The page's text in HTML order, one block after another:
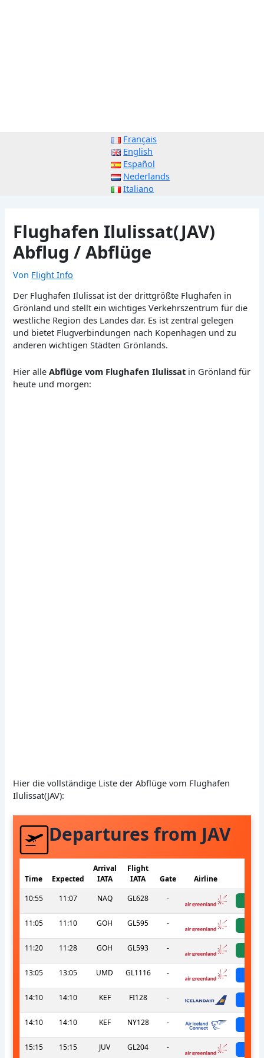
Français
English
Español
Nederlands
Italiano
Flughafen Ilulissat(JAV)
Abflug / Abflüge
Von Flight Info
Der Flughafen Ilulissat ist der drittgrößte Flughafen in
Grönland und stellt ein wichtiges Verkehrszentrum für die
westliche Region des Landes dar. Es ist zentral gelegen
und bietet Flugverbindungen nach Kopenhagen und zu
anderen wichtigen Städten Grönlands.
Hier alleAbflüge vom Flughafen Ilulissat in Grönland für
heute und morgen:
Hier die vollständige Liste der Abflüge vom Flughafen
Ilulissat(JAV):
Departures from JAV
Time Expected
Arrival
IATA
Flight
IATA
Gate Airline
10:55
11:07 NAQ GL628 -
11:05 11:10 GOH GL595 -
11:20 11:28 GOH GL593 -
13:05 13:05 UMD GL1116 -
14:10 14:10 KEF FI128 -
14:10 14:10 KEF NY128 -
15:15 15:15 JUV GL204 -